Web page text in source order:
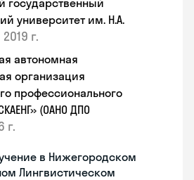
государственный
университет им. Н.А.
2019 г.
автономная
организация
профессионального
(ОАНО ДПО
г.
в Нижегородском
Лингвистическом